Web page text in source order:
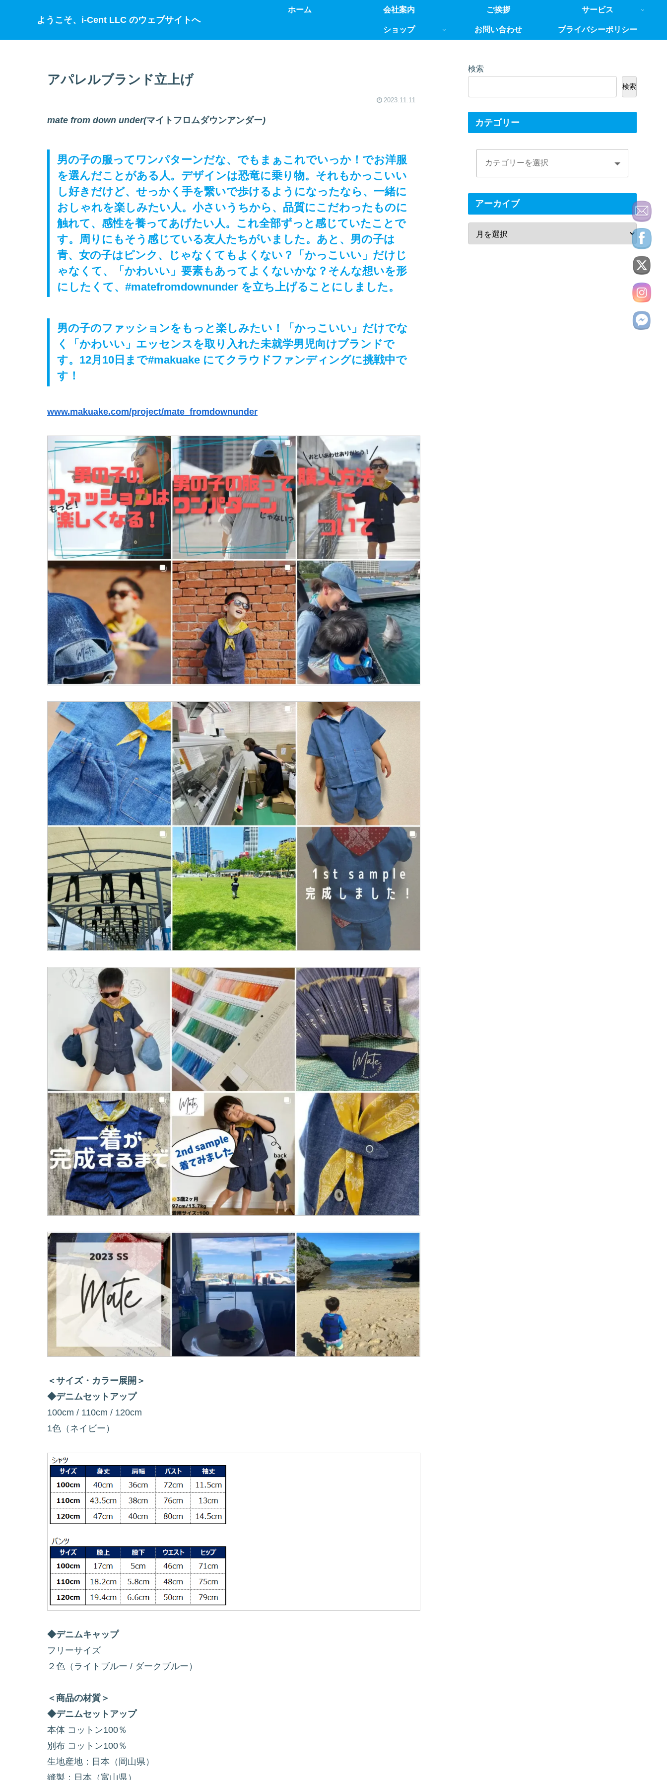
ようこそ、i-Cent LLC のウェブサイトへ
ホーム 会社案内 ご挨拶 サービス
ショップ お問い合わせ プライバシーポリシー
アパレルブランド立上げ
2023.11.11
mate from down under(マイトフロムダウンアンダー)
男の子の服ってワンパターンだな、でもまぁこれでいっか！でお洋服
を選んだことがある人。デザインは恐竜に乗り物。それもかっこいい
し好きだけど、せっかく手を繋いで歩けるようになったなら、一緒に
おしゃれを楽しみたい人。小さいうちから、品質にこだわったものに
触れて、感性を養ってあげたい人。これ全部ずっと感じていたことで
す。周りにもそう感じている友人たちがいました。あと、男の子は
青、女の子はピンク、じゃなくてもよくない？「かっこいい」だけじ
ゃなくて、「かわいい」要素もあってよくないかな？そんな想いを形
にしたくて、#matefromdownunder を立ち上げることにしました。
男の子のファッションをもっと楽しみたい！「かっこいい」だけでな
く「かわいい」エッセンスを取り入れた未就学男児向けブランドで
す。12月10日まで#makuake にてクラウドファンディングに挑戦中で
す！
www.makuake.com/project/mate_fromdownunder
＜サイズ・カラー展開＞
◆デニムセットアップ
100cm / 110cm / 120cm
1色（ネイビー）
◆デニムキャップ
フリーサイズ
２色（ライトブルー / ダークブルー）
＜商品の材質＞
◆デニムセットアップ
本体 コットン100％
別布 コットン100％
生地産地：日本（岡山県）
縫製：日本（富山県）
検索
検索
カテゴリー
アーカイブ